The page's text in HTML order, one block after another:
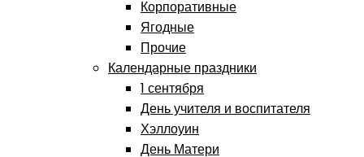
Корпоративные
Ягодные
Прочие
Календарные праздники
1 сентября
День учителя и воспитателя
Хэллоуин
День Матери